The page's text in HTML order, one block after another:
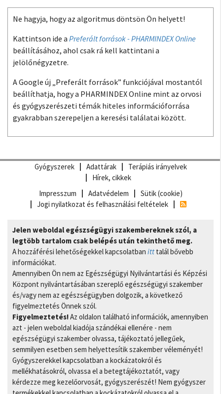
Ne hagyja, hogy az algoritmus döntsön Ön helyett!
Kattintson ide a Preferált források - PHARMINDEX Online
beállításához, ahol csak rá kell kattintani a
jelölőnégyzetre.
A Google új „Preferált források” funkciójával mostantól
beállíthatja, hogy a PHARMINDEX Online mint az orvosi
és gyógyszerészeti témák hiteles információforrása
gyakrabban szerepeljen a keresési találatai között.
Gyógyszerek Adattárak
Terápiás irányelvek
Hírek, cikkek
Impresszum
Adatvédelem
Sütik (cookie)
Jogi nyilatkozat és felhasználási feltételek
Jelen weboldal egészségügyi szakembereknek szól, a
legtöbb tartalom csak belépés után tekinthető meg.
A hozzáférési lehetőségekkel kapcsolatban itt talál bővebb
információkat.
Amennyiben Ön nem az Egészségügyi Nyilvántartási és Képzési
Központ nyilvántartásában szereplő egészségügyi szakember
és/vagy nem az egészségügyben dolgozik, a következő
figyelmeztetés Önnek szól.
Figyelmeztetés!Az oldalon található információk, amennyiben
azt - jelen weboldal kiadója szándékai ellenére - nem
egészségügyi szakember olvassa, tájékoztató jellegűek,
semmilyen esetben sem helyettesítik szakember véleményét!
Gyógyszerekkel kapcsolatban a kockázatokról és
mellékhatásokról, olvassa el a betegtájékoztatót, vagy
kérdezze meg kezelőorvosát, gyógyszerészét! Nem gyógyszer